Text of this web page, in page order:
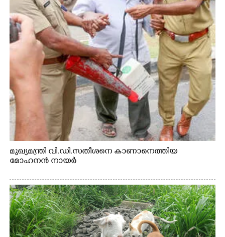
മുഖ്യമന്ത്രി വി.ഡി.സതീശനെ കാണാനെത്തിയ
മോഹനൻ നായർ